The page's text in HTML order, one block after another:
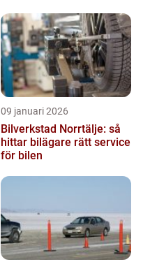
09 januari 2026
Bilverkstad Norrtälje: så
hittar bilägare rätt service
för bilen